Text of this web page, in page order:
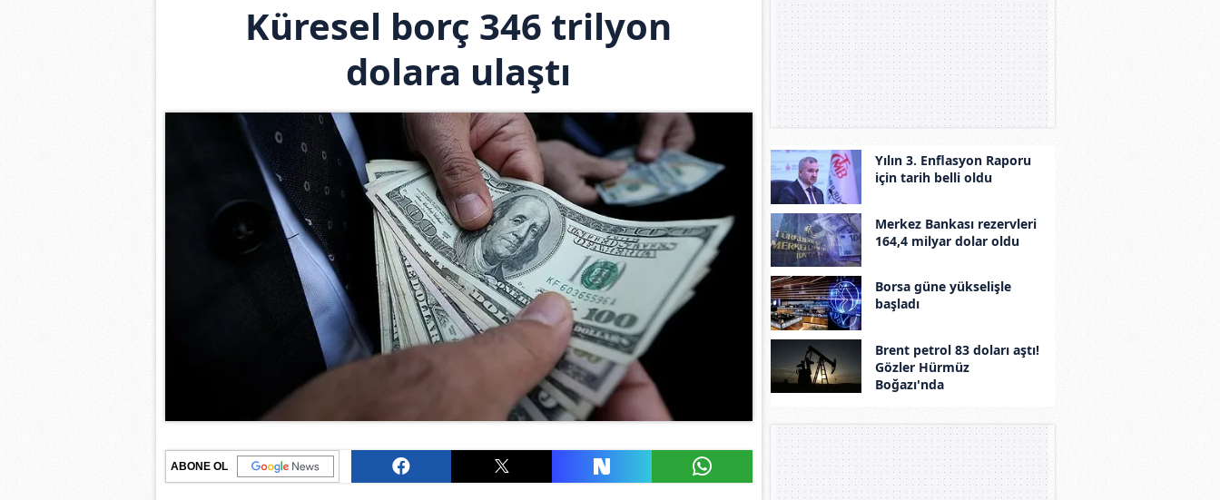
Küresel borç 346 trilyon
dolara ulaştı
ABONE OL
Yılın 3. Enflasyon Raporu
için tarih belli oldu
Merkez Bankası rezervleri
164,4 milyar dolar oldu
Borsa güne yükselişle
başladı
Brent petrol 83 doları aştı!
Gözler Hürmüz
Boğazı'nda